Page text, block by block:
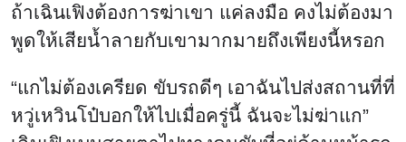
ถ้าเฉินเฟิงต้องการฆ่าเขา แค่ลงมือ คงไม่ต้องมา
พูดให้เสียน้ำลายกับเขามากมายถึงเพียงนี้หรอก
“แกไม่ต้องเครียด ขับรถดีๆ เอาฉันไปส่งสถานที่ที่
หวู่เหวินโป๋บอกให้ไปเมื่อครู่นี้ ฉันจะไม่ฆ่าแก”